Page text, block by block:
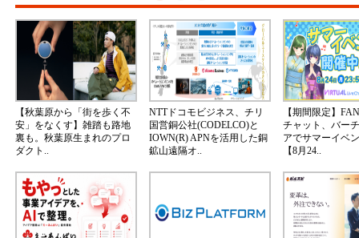
【秋葉原から「街を歩く不
安」をなくす】雑踏も路地
裏も。秋葉原生まれのプロ
ダクト..
NTTドコモビジネス、チリ
国営銅公社(CODELCO)と
IOWN(R) APNを活用した銅
鉱山遠隔オ..
【期間限定】
チャット、バー
アでサマーイベ
【8月24..